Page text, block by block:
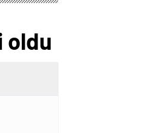
oldu